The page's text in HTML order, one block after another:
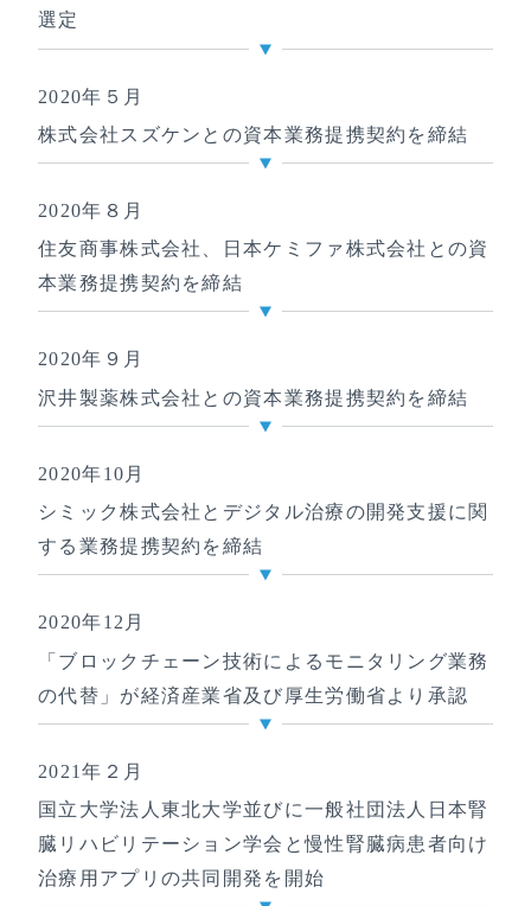
選定
2020年５月
株式会社スズケンとの資本業務提携契約を締結
2020年８月
住友商事株式会社、日本ケミファ株式会社との資
本業務提携契約を締結
2020年９月
沢井製薬株式会社との資本業務提携契約を締結
2020年10月
シミック株式会社とデジタル治療の開発支援に関
する業務提携契約を締結
2020年12月
「ブロックチェーン技術によるモニタリング業務
の代替」が経済産業省及び厚生労働省より承認
2021年２月
国立大学法人東北大学並びに一般社団法人日本腎
臓リハビリテーション学会と慢性腎臓病患者向け
治療用アプリの共同開発を開始